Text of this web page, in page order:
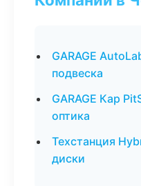
GARAGE
подвеска
GARAGE Кар
оптика
Техстанция
диски